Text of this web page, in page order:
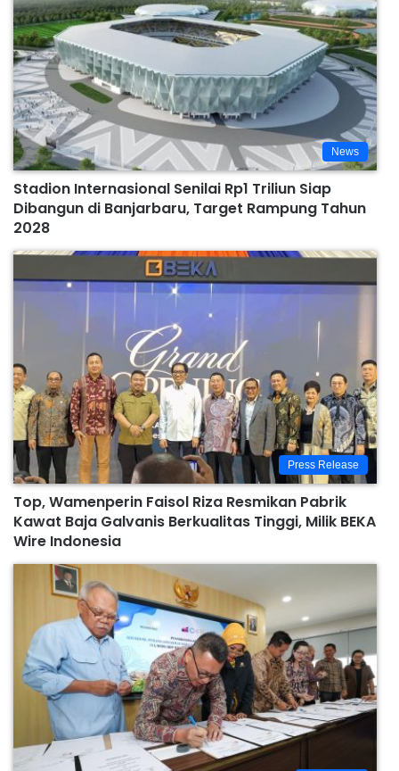
News
Stadion Internasional Senilai Rp1 Triliun Siap
Dibangun di Banjarbaru, Target Rampung Tahun
2028
Press Release
Top, Wamenperin Faisol Riza Resmikan Pabrik
Kawat Baja Galvanis Berkualitas Tinggi, Milik BEKA
Wire Indonesia